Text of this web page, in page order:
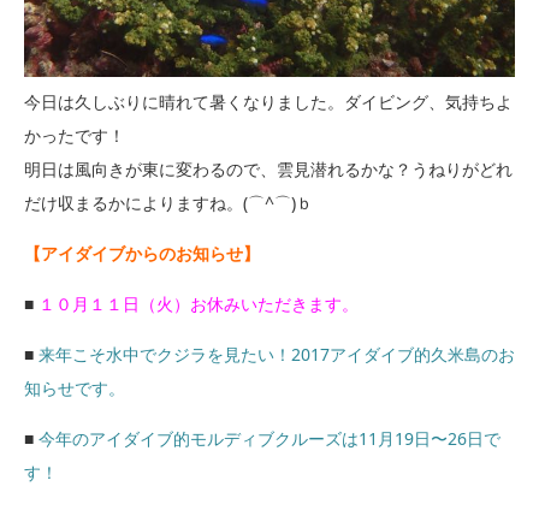
今日は久しぶりに晴れて暑くなりました。ダイビング、気持ちよ
かったです！
明日は風向きが東に変わるので、雲見潜れるかな？うねりがどれ
だけ収まるかによりますね。(⌒^⌒)ｂ
【アイダイブからのお知らせ】
■ １０月１１日（火）お休みいただきます。
■ 来年こそ水中でクジラを見たい！2017アイダイブ的久米島のお
知らせです。
■ 今年のアイダイブ的モルディブクルーズは11月19日〜26日で
す！